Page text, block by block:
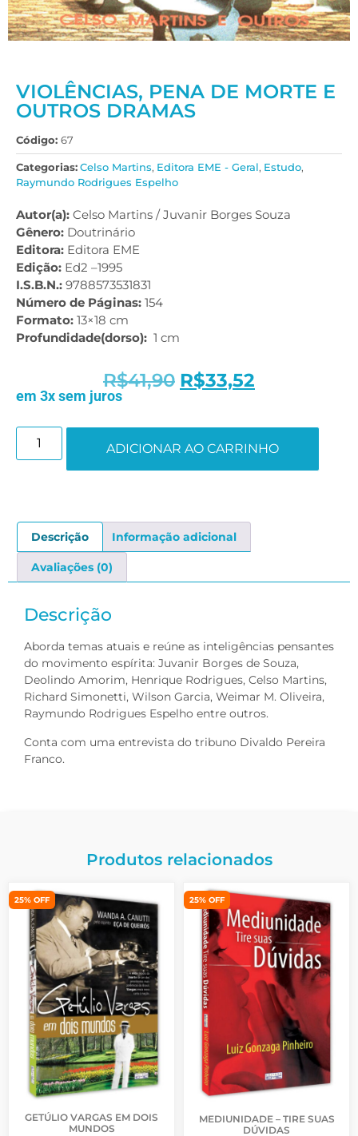
VIOLÊNCIAS, PENA DE MORTE E
OUTROS DRAMAS
Código: 67
Categorias:Celso Martins, Editora EME - Geral, Estudo,
Raymundo Rodrigues Espelho
Autor(a): Celso Martins / Juvanir Borges Souza
Gênero: Doutrinário
Editora: Editora EME
Edição: Ed2 –1995
I.S.B.N.: 9788573531831
Número de Páginas: 154
Formato: 13×18 cm
Profundidade(dorso): 1 cm
R$41,90 R$33,52
em 3x sem juros
ADICIONAR AO CARRINHO
Descrição Informação adicional
Avaliações (0)
Descrição
Aborda temas atuais e reúne as inteligências pensantes
do movimento espírita: Juvanir Borges de Souza,
Deolindo Amorim, Henrique Rodrigues, Celso Martins,
Richard Simonetti, Wilson Garcia, Weimar M. Oliveira,
Raymundo Rodrigues Espelho entre outros.
Conta com uma entrevista do tribuno Divaldo Pereira
Franco.
Produtos relacionados
25% OFF
GETÚLIO VARGAS EM DOIS
MUNDOS
25% OFF
MEDIUNIDADE – TIRE SUAS
DÚVIDAS